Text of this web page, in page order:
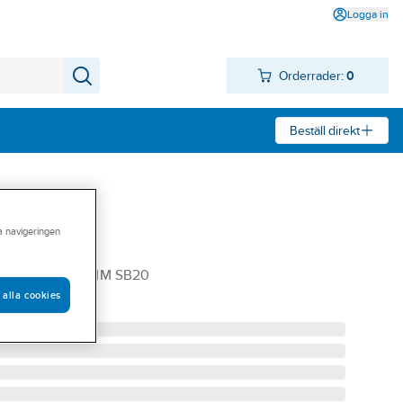
Logga in
Orderrader: 0
Beställ direkt
17MM SB20
navigeringen
alla cookies